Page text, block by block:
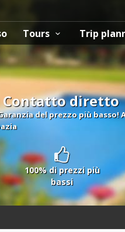
Tours Trip
Contatto diretto
del prezzo più basso!
100% di prezzi più
bassi